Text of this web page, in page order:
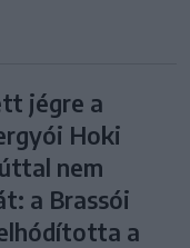
jégre a
Hoki
nem
a Brassói
a